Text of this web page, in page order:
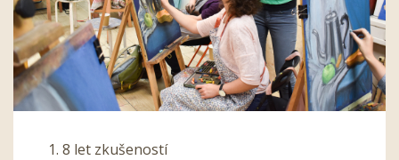
8 let zkušeností